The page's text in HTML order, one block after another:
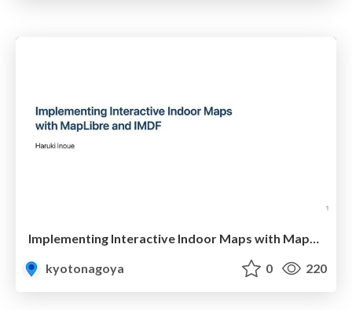
kyotonagoya
0 220